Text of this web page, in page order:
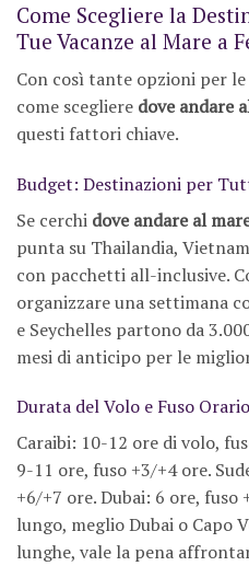
Come Scegliere la
Tue Vacanze al Mare a
Con così tante opzioni per le
come scegliere dove andare
questi fattori chiave.
Budget: Destinazioni per
Se cerchi dove andare al
punta su Thailandia,
con pacchetti all-inclusive.
organizzare una settimana
e Seychelles partono da
mesi di anticipo per le
Durata del Volo e Fuso Orario
Caraibi: 10-12 ore di volo,
9-11 ore, fuso +3/+4 ore.
+6/+7 ore. Dubai: 6 ore, fuso
lungo, meglio Dubai o Capo
lunghe, vale la pena